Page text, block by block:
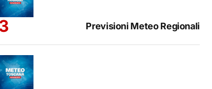
Previsioni Meteo Regionali